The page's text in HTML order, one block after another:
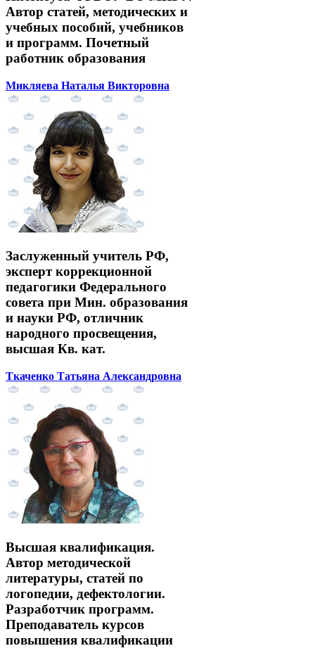
Автор статей, методических и
учебных пособий, учебников
и программ. Почетный
работник образования
Микляева Наталья Викторовна
Заслуженный учитель РФ,
эксперт коррекционной
педагогики Федерального
совета при Мин. образования
и науки РФ, отличник
народного просвещения,
высшая Кв. кат.
Ткаченко Татьяна Александровна
Высшая квалификация.
Автор методической
литературы, статей по
логопедии, дефектологии.
Разработчик программ.
Преподаватель курсов
повышения квалификации